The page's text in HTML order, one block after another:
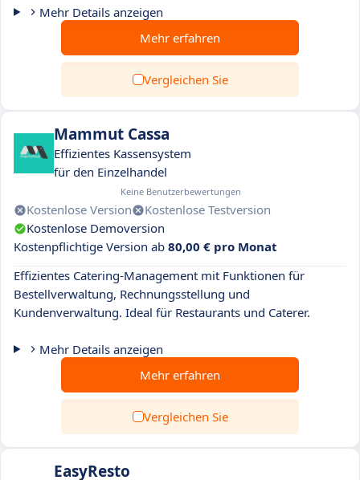
Mehr Details anzeigen
Mehr erfahren
Vergleichen Sie
Mammut Cassa
Effizientes Kassensystem
für den Einzelhandel
Keine Benutzerbewertungen
Kostenlose Version
Kostenlose Testversion
Kostenlose Demoversion
Kostenpflichtige Version ab 80,00 € pro Monat
Effizientes Catering-Management mit Funktionen für
Bestellverwaltung, Rechnungsstellung und
Kundenverwaltung. Ideal für Restaurants und Caterer.
Mehr Details anzeigen
Mehr erfahren
Vergleichen Sie
EasyResto